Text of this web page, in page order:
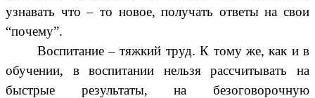
узнавать что – то новое, получать ответы на свои
“почему”.
Воспитание – тяжкий труд. К тому же, как и в
обучении, в воспитании нельзя рассчитывать на
быстрые результаты, на безоговорочную